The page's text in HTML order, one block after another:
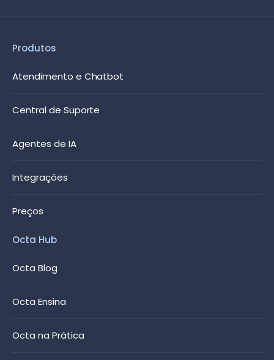
Produtos
Atendimento e Chatbot
Central de Suporte
Agentes de IA
Integrações
Preços
Octa Hub
Octa Blog
Octa Ensina
Octa na Prática